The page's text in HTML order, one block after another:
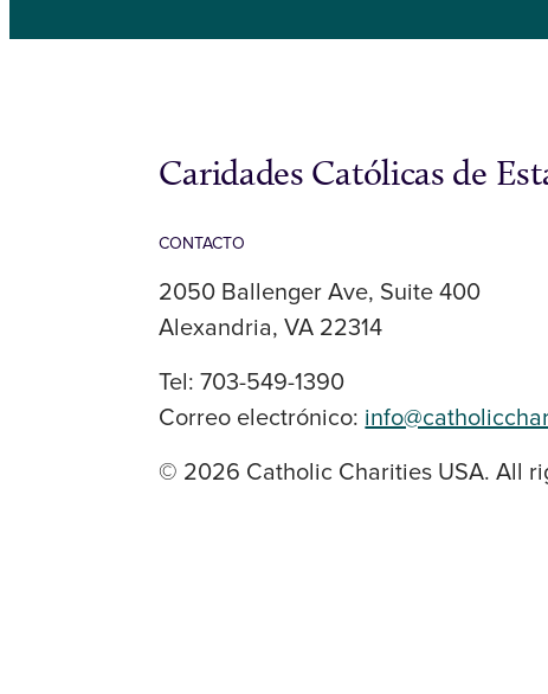
Caridades Católicas de
CONTACTO
2050 Ballenger Ave, Suite 400
Alexandria, VA 22314
Tel: 703-549-1390
Correo electrónico:
© 2026 Catholic Charities USA. All